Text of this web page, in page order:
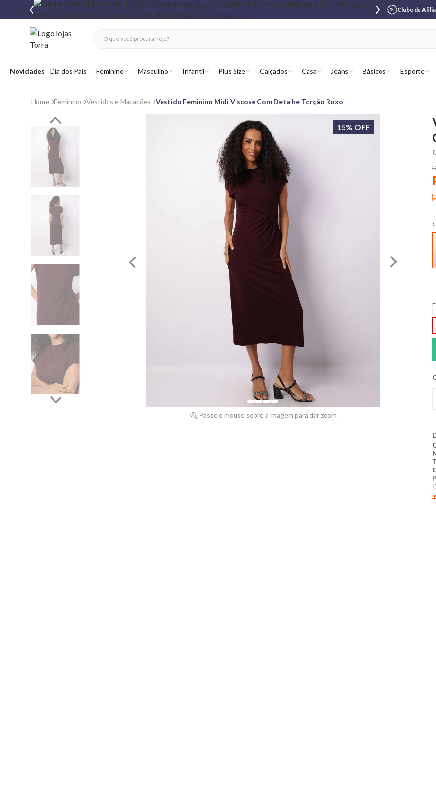
Clube de
Abrir menu
Novidades Dia dos Pais Feminino Masculino Infantil Plus Size Calçados Casa Jeans Básicos Esporte
fechar menu
fechar menu
favoritos
Home Feminino Vestidos e Macacões Vestido Feminino Midi Viscose Com Detalhe Torção Roxo
15% OFF
Passe o mouse sobre a imagem para dar zoom